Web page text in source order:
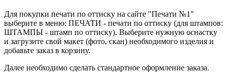
Для покупки печати по оттиску на сайте "Печати №1"
выберите в меню: ПЕЧАТИ - печати по оттиску (для штампов:
ШТАМПЫ - штамп по оттиску). Выберите нужную оснастку
и загрузите свой макет (фото, скан) необходимого изделия и
добавьте заказ в корзину.
Далее необходимо сделать стандартное оформление заказа.